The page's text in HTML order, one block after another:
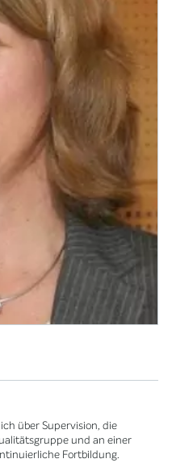
über Supervision, die
und an einer
Fortbildung.